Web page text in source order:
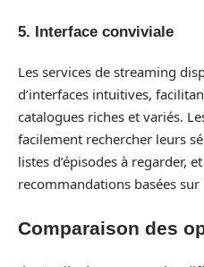
5. Interface conviviale
Les services de streaming
d’interfaces intuitives,
catalogues riches et variés.
facilement rechercher leurs
listes d’épisodes à regarder,
recommandations basées
Comparaison des